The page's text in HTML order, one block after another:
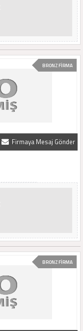
BRONZ FİRMA
Firmaya Mesaj Gönder
BRONZ FİRMA